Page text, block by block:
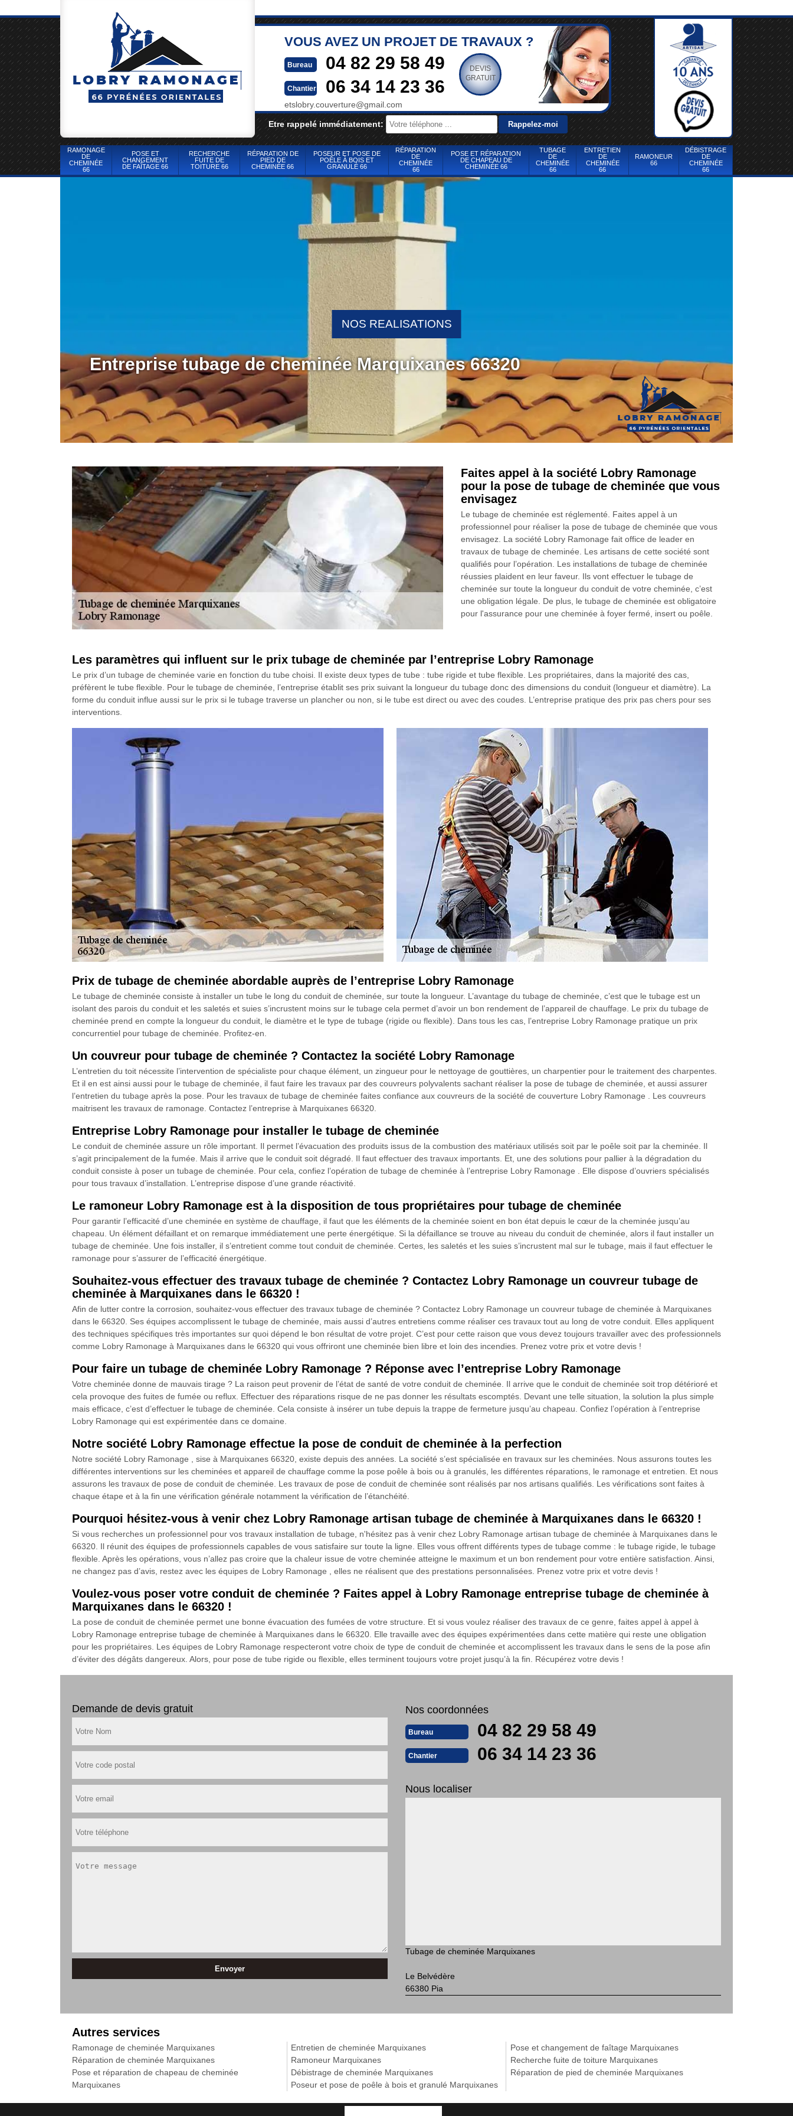
VOUS AVEZ UN PROJET DE TRAVAUX ?
Bureau 04 82 29 58 49
Chantier 06 34 14 23 36
etslobry.couverture@gmail.com
DEVIS
GRATUIT
Etre rappelé immédiatement:
RAMONAGE
DE
CHEMINÉE
66
POSE ET
CHANGEMENT
DE FAÎTAGE 66
RECHERCHE
FUITE DE
TOITURE 66
RÉPARATION DE
PIED DE
CHEMINÉE 66
POSEUR ET POSE DE
POÊLE À BOIS ET
GRANULÉ 66
RÉPARATION
DE
CHEMINÉE
66
POSE ET RÉPARATION
DE CHAPEAU DE
CHEMINÉE 66
TUBAGE
DE
CHEMINÉE
66
ENTRETIEN
DE
CHEMINÉE
66
RAMONEUR
66
DÉBISTRAGE
DE
CHEMINÉE
66
Entreprise tubage de cheminée Marquixanes 66320
NOS REALISATIONS
Faites appel à la société Lobry Ramonage
pour la pose de tubage de cheminée que vous
envisagez
Le tubage de cheminée est réglementé. Faites appel à un
professionnel pour réaliser la pose de tubage de cheminée que vous
envisagez. La société Lobry Ramonage fait office de leader en
travaux de tubage de cheminée. Les artisans de cette société sont
qualifiés pour l’opération. Les installations de tubage de cheminée
réussies plaident en leur faveur. Ils vont effectuer le tubage de
cheminée sur toute la longueur du conduit de votre cheminée, c’est
une obligation légale. De plus, le tubage de cheminée est obligatoire
pour l'assurance pour une cheminée à foyer fermé, insert ou poêle.
Les paramètres qui influent sur le prix tubage de cheminée par l’entreprise Lobry Ramonage
Le prix d’un tubage de cheminée varie en fonction du tube choisi. Il existe deux types de tube : tube rigide et tube flexible. Les propriétaires, dans la majorité des cas,
préfèrent le tube flexible. Pour le tubage de cheminée, l’entreprise établit ses prix suivant la longueur du tubage donc des dimensions du conduit (longueur et diamètre). La
forme du conduit influe aussi sur le prix si le tubage traverse un plancher ou non, si le tube est direct ou avec des coudes. L’entreprise pratique des prix pas chers pour ses
interventions.
Prix de tubage de cheminée abordable auprès de l’entreprise Lobry Ramonage
Le tubage de cheminée consiste à installer un tube le long du conduit de cheminée, sur toute la longueur. L’avantage du tubage de cheminée, c’est que le tubage est un
isolant des parois du conduit et les saletés et suies s’incrustent moins sur le tubage cela permet d’avoir un bon rendement de l’appareil de chauffage. Le prix du tubage de
cheminée prend en compte la longueur du conduit, le diamètre et le type de tubage (rigide ou flexible). Dans tous les cas, l’entreprise Lobry Ramonage pratique un prix
concurrentiel pour tubage de cheminée. Profitez-en.
Un couvreur pour tubage de cheminée ? Contactez la société Lobry Ramonage
L’entretien du toit nécessite l’intervention de spécialiste pour chaque élément, un zingueur pour le nettoyage de gouttières, un charpentier pour le traitement des charpentes.
Et il en est ainsi aussi pour le tubage de cheminée, il faut faire les travaux par des couvreurs polyvalents sachant réaliser la pose de tubage de cheminée, et aussi assurer
l’entretien du tubage après la pose. Pour les travaux de tubage de cheminée faites confiance aux couvreurs de la société de couverture Lobry Ramonage . Les couvreurs
maitrisent les travaux de ramonage. Contactez l’entreprise à Marquixanes 66320.
Entreprise Lobry Ramonage pour installer le tubage de cheminée
Le conduit de cheminée assure un rôle important. Il permet l’évacuation des produits issus de la combustion des matériaux utilisés soit par le poêle soit par la cheminée. Il
s’agit principalement de la fumée. Mais il arrive que le conduit soit dégradé. Il faut effectuer des travaux importants. Et, une des solutions pour pallier à la dégradation du
conduit consiste à poser un tubage de cheminée. Pour cela, confiez l’opération de tubage de cheminée à l’entreprise Lobry Ramonage . Elle dispose d’ouvriers spécialisés
pour tous travaux d’installation. L’entreprise dispose d’une grande réactivité.
Le ramoneur Lobry Ramonage est à la disposition de tous propriétaires pour tubage de cheminée
Pour garantir l’efficacité d’une cheminée en système de chauffage, il faut que les éléments de la cheminée soient en bon état depuis le cœur de la cheminée jusqu’au
chapeau. Un élément défaillant et on remarque immédiatement une perte énergétique. Si la défaillance se trouve au niveau du conduit de cheminée, alors il faut installer un
tubage de cheminée. Une fois installer, il s’entretient comme tout conduit de cheminée. Certes, les saletés et les suies s’incrustent mal sur le tubage, mais il faut effectuer le
ramonage pour s’assurer de l’efficacité énergétique.
Souhaitez-vous effectuer des travaux tubage de cheminée ? Contactez Lobry Ramonage un couvreur tubage de
cheminée à Marquixanes dans le 66320 !
Afin de lutter contre la corrosion, souhaitez-vous effectuer des travaux tubage de cheminée ? Contactez Lobry Ramonage un couvreur tubage de cheminée à Marquixanes
dans le 66320. Ses équipes accomplissent le tubage de cheminée, mais aussi d’autres entretiens comme réaliser ces travaux tout au long de votre conduit. Elles appliquent
des techniques spécifiques très importantes sur quoi dépend le bon résultat de votre projet. C’est pour cette raison que vous devez toujours travailler avec des professionnels
comme Lobry Ramonage à Marquixanes dans le 66320 qui vous offriront une cheminée bien libre et loin des incendies. Prenez votre prix et votre devis !
Pour faire un tubage de cheminée Lobry Ramonage ? Réponse avec l’entreprise Lobry Ramonage
Votre cheminée donne de mauvais tirage ? La raison peut provenir de l’état de santé de votre conduit de cheminée. Il arrive que le conduit de cheminée soit trop détérioré et
cela provoque des fuites de fumée ou reflux. Effectuer des réparations risque de ne pas donner les résultats escomptés. Devant une telle situation, la solution la plus simple
mais efficace, c’est d’effectuer le tubage de cheminée. Cela consiste à insérer un tube depuis la trappe de fermeture jusqu’au chapeau. Confiez l’opération à l’entreprise
Lobry Ramonage qui est expérimentée dans ce domaine.
Notre société Lobry Ramonage effectue la pose de conduit de cheminée à la perfection
Notre société Lobry Ramonage , sise à Marquixanes 66320, existe depuis des années. La société s’est spécialisée en travaux sur les cheminées. Nous assurons toutes les
différentes interventions sur les cheminées et appareil de chauffage comme la pose poêle à bois ou à granulés, les différentes réparations, le ramonage et entretien. Et nous
assurons les travaux de pose de conduit de cheminée. Les travaux de pose de conduit de cheminée sont réalisés par nos artisans qualifiés. Les vérifications sont faites à
chaque étape et à la fin une vérification générale notamment la vérification de l’étanchéité.
Pourquoi hésitez-vous à venir chez Lobry Ramonage artisan tubage de cheminée à Marquixanes dans le 66320 !
Si vous recherches un professionnel pour vos travaux installation de tubage, n'hésitez pas à venir chez Lobry Ramonage artisan tubage de cheminée à Marquixanes dans le
66320. Il réunit des équipes de professionnels capables de vous satisfaire sur toute la ligne. Elles vous offrent différents types de tubage comme : le tubage rigide, le tubage
flexible. Après les opérations, vous n’allez pas croire que la chaleur issue de votre cheminée atteigne le maximum et un bon rendement pour votre entière satisfaction. Ainsi,
ne changez pas d’avis, restez avec les équipes de Lobry Ramonage , elles ne réalisent que des prestations personnalisées. Prenez votre prix et votre devis !
Voulez-vous poser votre conduit de cheminée ? Faites appel à Lobry Ramonage entreprise tubage de cheminée à
Marquixanes dans le 66320 !
La pose de conduit de cheminée permet une bonne évacuation des fumées de votre structure. Et si vous voulez réaliser des travaux de ce genre, faites appel à appel à
Lobry Ramonage entreprise tubage de cheminée à Marquixanes dans le 66320. Elle travaille avec des équipes expérimentées dans cette matière qui reste une obligation
pour les propriétaires. Les équipes de Lobry Ramonage respecteront votre choix de type de conduit de cheminée et accomplissent les travaux dans le sens de la pose afin
d’éviter des dégâts dangereux. Alors, pour pose de tube rigide ou flexible, elles terminent toujours votre projet jusqu’à la fin. Récupérez votre devis !
Demande de devis gratuit Nos coordonnées
Bureau 04 82 29 58 49
Chantier 06 34 14 23 36
Nous localiser
Tubage de cheminée Marquixanes
Le Belvédère
66380 Pia
Autres services
Ramonage de cheminée Marquixanes
Réparation de cheminée Marquixanes
Pose et réparation de chapeau de cheminée
Marquixanes
Entretien de cheminée Marquixanes
Ramoneur Marquixanes
Débistrage de cheminée Marquixanes
Poseur et pose de poêle à bois et granulé Marquixanes
Pose et changement de faîtage Marquixanes
Recherche fuite de toiture Marquixanes
Réparation de pied de cheminée Marquixanes